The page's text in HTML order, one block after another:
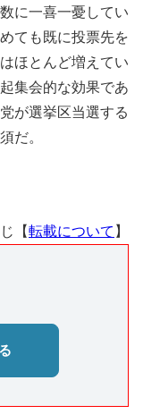
に一喜一憂してい
ても既に投票先を
ほとんど増えてい
集会的な効果であ
が選挙区当選する
だ。
【転載について 】